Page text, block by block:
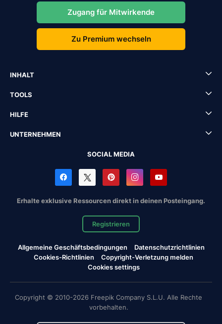
Zugang für Mitwirkende
Zu Premium wechseln
INHALT
TOOLS
HILFE
UNTERNEHMEN
SOCIAL MEDIA
Erhalte exklusive Ressourcen direkt in deinen Posteingang.
Registrieren
Allgemeine Geschäftsbedingungen
Datenschutzrichtlinien
Cookies-Richtlinien
Copyright-Verletzung melden
Cookies settings
Copyright © 2010-2026 Freepik Company S.L.U. Alle Rechte
vorbehalten.